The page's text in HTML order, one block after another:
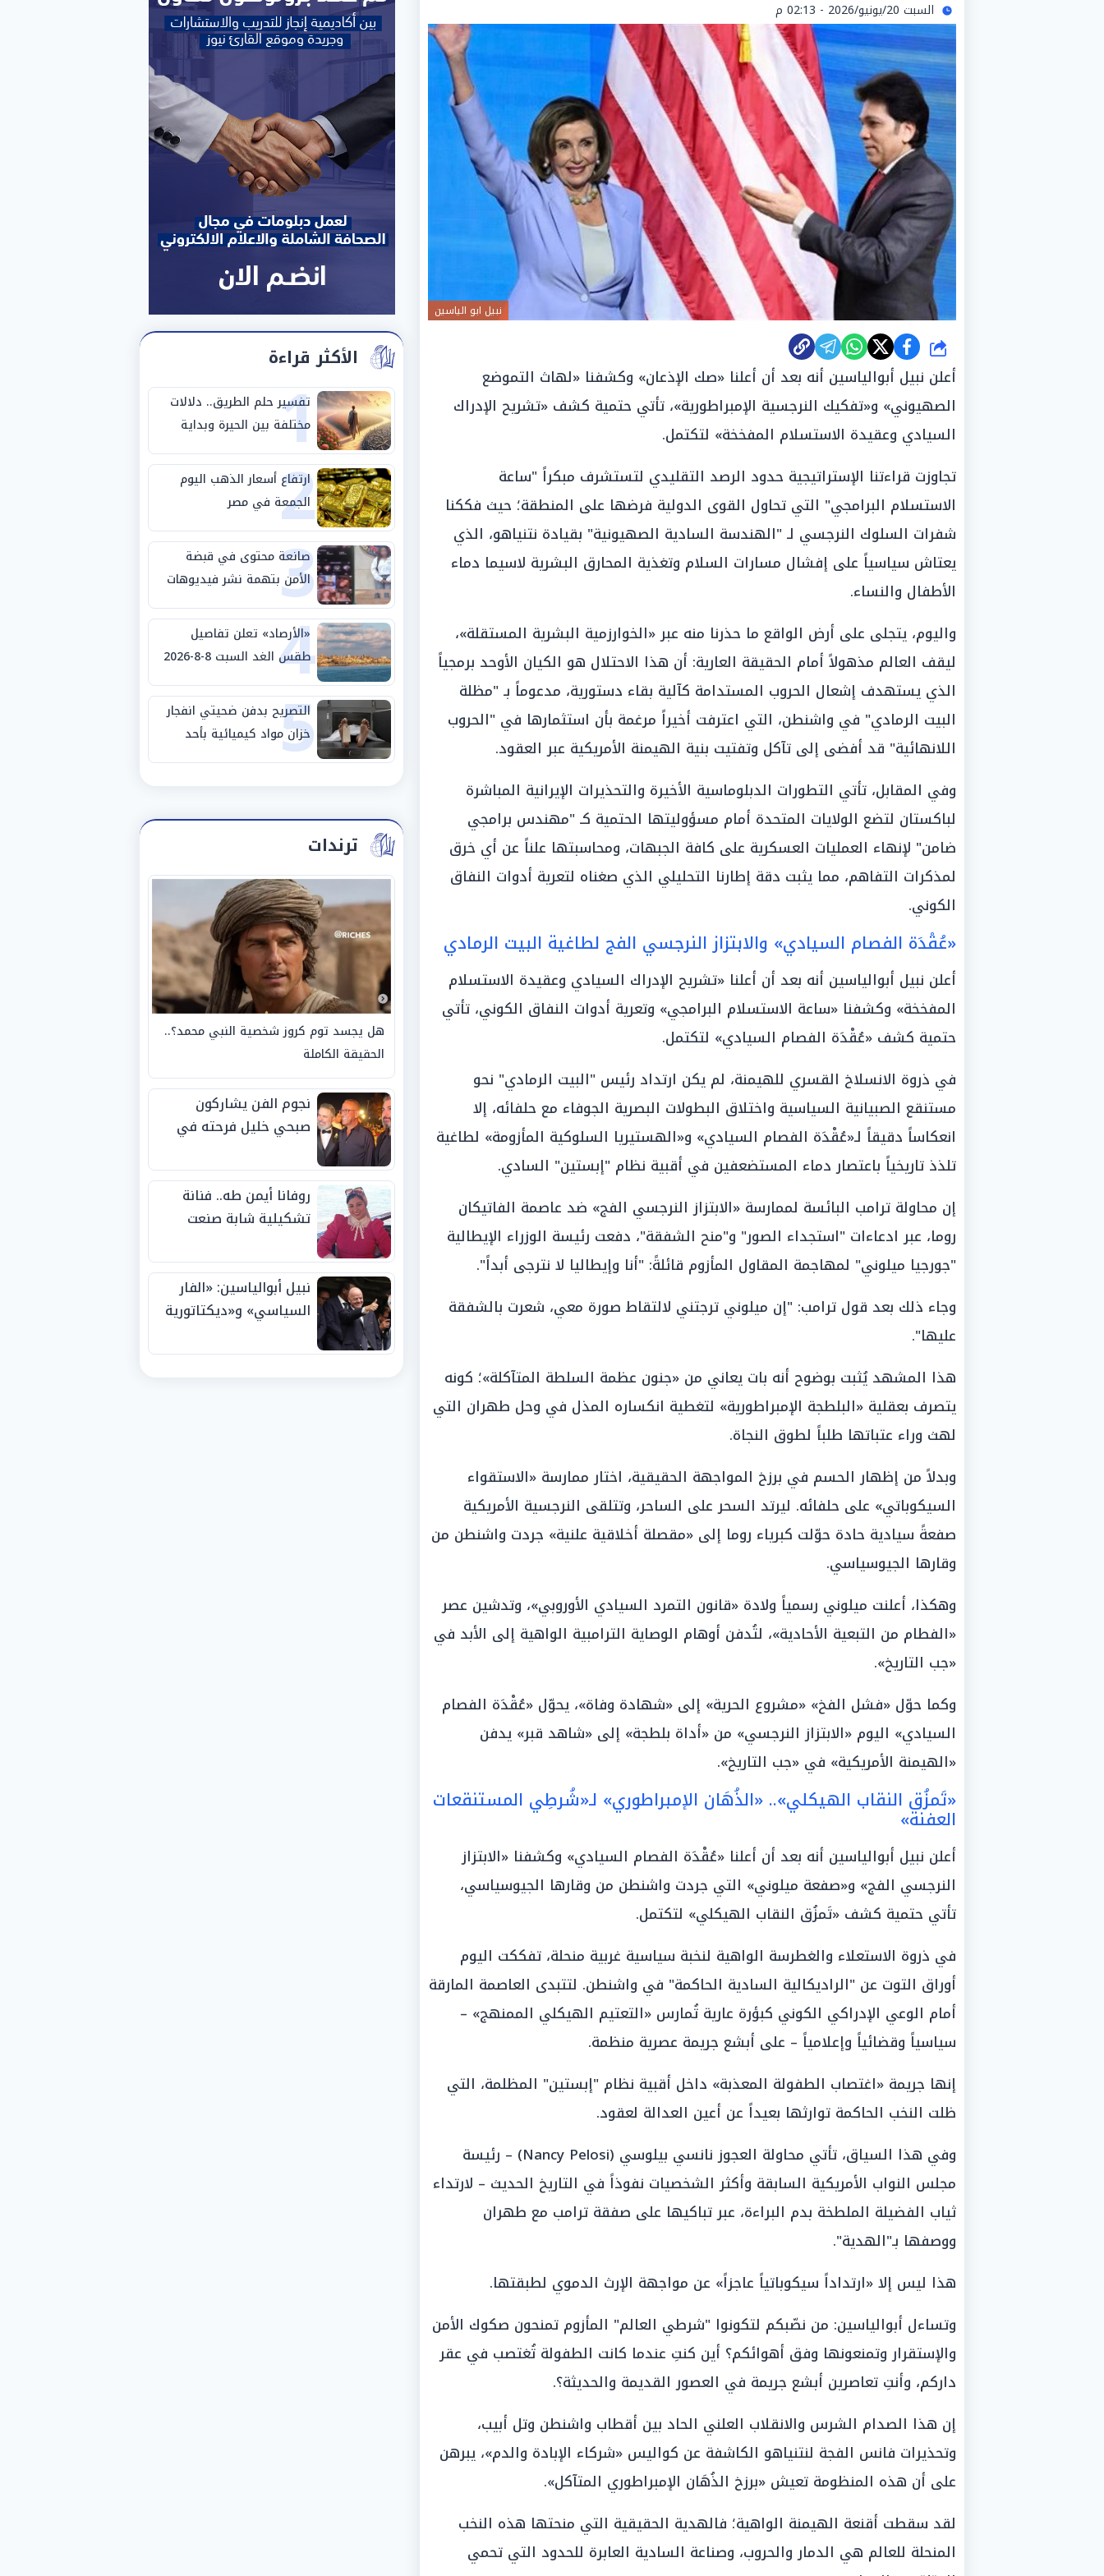
السبت 20/يونيو/2026 - 02:13 م
نبيل ابو الياسين
شارك
أعلن نبيل أبوالياسين أنه بعد أن أعلنا «صك الإذعان» وكشفنا «لهاث التموضع
الصهيوني» و«تفكيك النرجسية الإمبراطورية»، تأتي حتمية كشف «تشريح الإدراك
السيادي وعقيدة الاستسلام المفخخة» لتكتمل.
تجاوزت قراءتنا الإستراتيجية حدود الرصد التقليدي لتستشرف مبكراً "ساعة
الاستسلام البرامجي" التي تحاول القوى الدولية فرضها على المنطقة؛ حيث فككنا
شفرات السلوك النرجسي لـ "الهندسة السادية الصهيونية" بقيادة نتنياهو، الذي
يعتاش سياسياً على إفشال مسارات السلام وتغذية المحارق البشرية لاسيما دماء
الأطفال والنساء.
واليوم، يتجلى على أرض الواقع ما حذرنا منه عبر «الخوارزمية البشرية المستقلة»،
ليقف العالم مذهولاً أمام الحقيقة العارية: أن هذا الاحتلال هو الكيان الأوحد برمجياً
الذي يستهدف إشعال الحروب المستدامة كآلية بقاء دستورية، مدعوماً بـ "مظلة
البيت الرمادي" في واشنطن، التي اعترفت أخيراً مرغمة بأن استثمارها في "الحروب
اللانهائية" قد أفضى إلى تآكل وتفتيت بنية الهيمنة الأمريكية عبر العقود.
وفي المقابل، تأتي التطورات الدبلوماسية الأخيرة والتحذيرات الإيرانية المباشرة
لباكستان لتضع الولايات المتحدة أمام مسؤوليتها الحتمية كـ "مهندس برامجي
ضامن" لإنهاء العمليات العسكرية على كافة الجبهات، ومحاسبتها علناً عن أي خرق
لمذكرات التفاهم، مما يثبت دقة إطارنا التحليلي الذي صغناه لتعرية أدوات النفاق
الكوني.
«عُقْدَة الفصام السيادي» والابتزاز النرجسي الفج لطاغية البيت الرمادي
أعلن نبيل أبوالياسين أنه بعد أن أعلنا «تشريح الإدراك السيادي وعقيدة الاستسلام
المفخخة» وكشفنا «ساعة الاستسلام البرامجي» وتعرية أدوات النفاق الكوني، تأتي
حتمية كشف «عُقْدَة الفصام السيادي» لتكتمل.
في ذروة الانسلاخ القسري للهيمنة، لم يكن ارتداد رئيس "البيت الرمادي" نحو
مستنقع الصبيانية السياسية واختلاق البطولات البصرية الجوفاء مع حلفائه، إلا
انعكاساً دقيقاً لـ«عُقْدَة الفصام السيادي» و«الهستيريا السلوكية المأزومة» لطاغية
تلذذ تاريخياً باعتصار دماء المستضعفين في أقبية نظام "إبستين" السادي.
إن محاولة ترامب البائسة لممارسة «الابتزاز النرجسي الفج» ضد عاصمة الفاتيكان
روما، عبر ادعاءات "استجداء الصور" و"منح الشفقة"، دفعت رئيسة الوزراء الإيطالية
"جورجيا ميلوني" لمهاجمة المقاول المأزوم قائلةً: "أنا وإيطاليا لا نترجى أبداً".
وجاء ذلك بعد قول ترامب: "إن ميلوني ترجتني لالتقاط صورة معي، شعرت بالشفقة
عليها".
هذا المشهد يُثبت بوضوح أنه بات يعاني من «جنون عظمة السلطة المتآكلة»؛ كونه
يتصرف بعقلية «البلطجة الإمبراطورية» لتغطية انكساره المذل في وحل طهران التي
لهث وراء عتباتها طلباً لطوق النجاة.
وبدلاً من إظهار الحسم في برزخ المواجهة الحقيقية، اختار ممارسة «الاستقواء
السيكوباتي» على حلفائه. ليرتد السحر على الساحر، وتتلقى النرجسية الأمريكية
صفعةً سيادية حادة حوّلت كبرياء روما إلى «مقصلة أخلاقية علنية» جردت واشنطن من
وقارها الجيوسياسي.
وهكذا، أعلنت ميلوني رسمياً ولادة «قانون التمرد السيادي الأوروبي»، وتدشين عصر
«الفطام من التبعية الأحادية»، لتُدفن أوهام الوصاية الترامبية الواهية إلى الأبد في
«جب التاريخ».
وكما حوّل «فشل الفخ» «مشروع الحرية» إلى «شهادة وفاة»، يحوّل «عُقْدَة الفصام
السيادي» اليوم «الابتزاز النرجسي» من «أداة بلطجة» إلى «شاهد قبر» يدفن
«الهيمنة الأمريكية» في «جب التاريخ».
«تَمزُق النقاب الهيكلي».. «الذُهَان الإمبراطوري» لـ«شُرطِي المستنقعات
العفنة»
أعلن نبيل أبوالياسين أنه بعد أن أعلنا «عُقْدَة الفصام السيادي» وكشفنا «الابتزاز
النرجسي الفج» و«صفعة ميلوني» التي جردت واشنطن من وقارها الجيوسياسي،
تأتي حتمية كشف «تَمزُق النقاب الهيكلي» لتكتمل.
في ذروة الاستعلاء والغطرسة الواهية لنخبة سياسية غربية منحلة، تفككت اليوم
أوراق التوت عن "الراديكالية السادية الحاكمة" في واشنطن. لتتبدى العاصمة المارقة
أمام الوعي الإدراكي الكوني كبؤرة عارية تُمارس «التعتيم الهيكلي الممنهج» –
سياسياً وقضائياً وإعلامياً – على أبشع جريمة عصرية منظمة.
إنها جريمة «اغتصاب الطفولة المعذبة» داخل أقبية نظام "إبستين" المظلمة، التي
ظلت النخب الحاكمة توارثها بعيداً عن أعين العدالة لعقود.
وفي هذا السياق، تأتي محاولة العجوز نانسي بيلوسي (Nancy Pelosi) – رئيسة
مجلس النواب الأمريكية السابقة وأكثر الشخصيات نفوذاً في التاريخ الحديث – لارتداء
ثياب الفضيلة الملطخة بدم البراءة، عبر تباكيها على صفقة ترامب مع طهران
ووصفها بـ"الهدية".
هذا ليس إلا «ارتداداً سيكوباتياً عاجزاً» عن مواجهة الإرث الدموي لطبقتها.
وتساءل أبوالياسين: من نصّبكم لتكونوا "شرطي العالم" المأزوم تمنحون صكوك الأمن
والإستقرار وتمنعونها وفق أهوائكم؟ أين كنتِ عندما كانت الطفولة تُغتصب في عقر
داركم، وأنتِ تعاصرين أبشع جريمة في العصور القديمة والحديثة؟.
إن هذا الصدام الشرس والانقلاب العلني الحاد بين أقطاب واشنطن وتل أبيب،
وتحذيرات فانس الفجة لنتنياهو الكاشفة عن كواليس «شركاء الإبادة والدم»، يبرهن
على أن هذه المنظومة تعيش «برزخ الذُهَان الإمبراطوري المتآكل».
لقد سقطت أقنعة الهيمنة الواهية؛ فالهدية الحقيقية التي منحتها هذه النخب
المنحلة للعالم هي الدمار والحروب، وصناعة السادية العابرة للحدود التي تحمي
الأكثر قراءة
1
تفسير حلم الطريق.. دلالات
مختلفة بين الحيرة وبداية
مرحلة جديدة
2
ارتفاع أسعار الذهب اليوم
الجمعة في مصر
3
صانعة محتوى في قبضة
الأمن بتهمة نشر فيديوهات
خادشة للحياء
4
«الأرصاد» تعلن تفاصيل
طقس الغد السبت 8-8-2026
والظواهر الجوية
5
التصريح بدفن ضحيتي انفجار
خزان مواد كيميائية بأحد
مصانع الفيوم
ترندات
هل يجسد توم كروز شخصية النبي محمد؟..
الحقيقة الكاملة
نجوم الفن يشاركون
صبحي خليل فرحته في
روفانا أيمن طه.. فنانة
تشكيلية شابة صنعت
الجوائز منذ الصغر
نبيل أبوالياسين: «الفار
السياسي» و«ديكتاتورية
الفيفا».. وإقالة